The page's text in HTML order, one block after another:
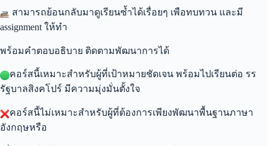
สามารถย้อนกลับมาดูเรียนซ้ำได้เรื่อยๆ เพือทบทวน และมี
assignment ให้ทำ
พร้อมคำตอบอธิบาย ติดตามพัฒนาการได้
คอร์สนี้เหมาะสำหรับผู้ที่เป้าหมายชัดเจน พร้อมไปเรียนต่อ รร
รัฐบาลสิงคโปร์ มีความมุ่งมั่นตั้งใจ
คอร์สนี้ไม่เหมาะสำหรับผู้ที่ต้องการเพียงพัฒนาพื้นฐานภาษา
อังกฤษหรือ